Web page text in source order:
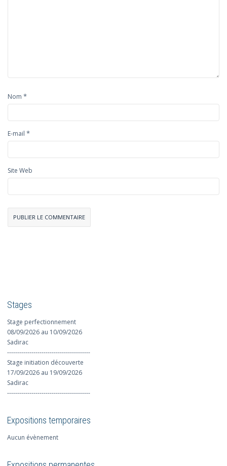
Nom *
E-mail *
Site Web
Stages
Stage perfectionnement
08/09/2026 au 10/09/2026
Sadirac
-----------------------------------------
Stage initiation découverte
17/09/2026 au 19/09/2026
Sadirac
-----------------------------------------
Expositions temporaires
Aucun évènement